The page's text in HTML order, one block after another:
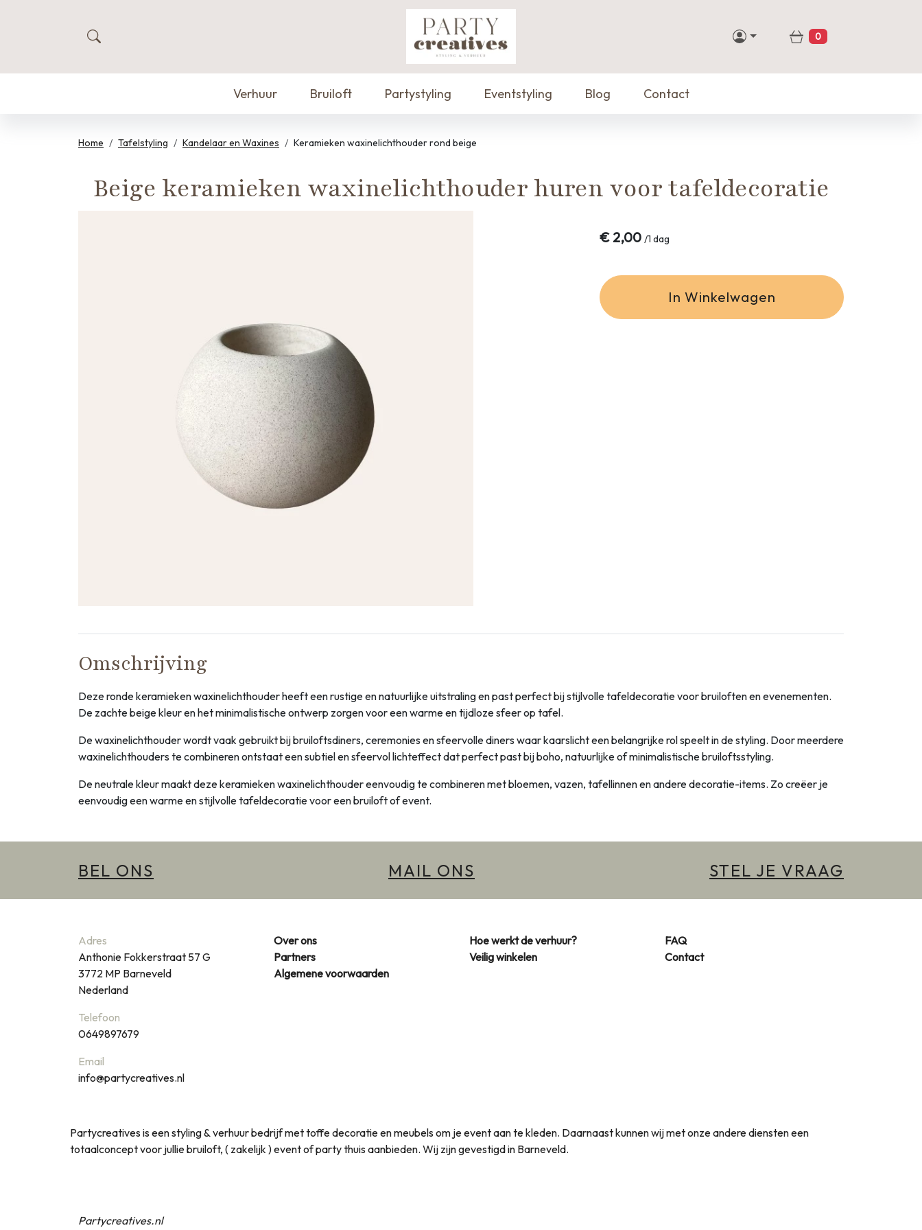
zoeken Winkelwagen
0
Verhuur Bruiloft Partystyling Eventstyling Blog Contact
Home Tafelstyling Kandelaar en Waxines Keramieken waxinelichthouder rond beige
Beige keramieken waxinelichthouder huren voor tafeldecoratie
€2,00 /1 dag
In Winkelwagen
Omschrijving
Deze ronde keramieken waxinelichthouder heeft een rustige en natuurlijke uitstraling en past perfect bij stijlvolle tafeldecoratie voor bruiloften en evenementen.
De zachte beige kleur en het minimalistische ontwerp zorgen voor een warme en tijdloze sfeer op tafel.
De waxinelichthouder wordt vaak gebruikt bij bruiloftsdiners, ceremonies en sfeervolle diners waar kaarslicht een belangrijke rol speelt in de styling. Door meerdere
waxinelichthouders te combineren ontstaat een subtiel en sfeervol lichteffect dat perfect past bij boho, natuurlijke of minimalistische bruiloftsstyling.
De neutrale kleur maakt deze keramieken waxinelichthouder eenvoudig te combineren met bloemen, vazen, tafellinnen en andere decoratie-items. Zo creëer je
eenvoudig een warme en stijlvolle tafeldecoratie voor een bruiloft of event.
BEL ONS MAIL ONS STEL JE VRAAG
Adres
Anthonie Fokkerstraat 57 G
3772 MP Barneveld
Nederland
Telefoon
0649897679
Email
info@partycreatives.nl
Over ons
Partners
Algemene voorwaarden
Hoe werkt de verhuur?
Veilig winkelen
FAQ
Contact
Partycreatives is een styling & verhuur bedrijf met toffe decoratie en meubels om je event aan te kleden. Daarnaast kunnen wij met onze andere diensten een
totaalconcept voor jullie bruiloft, ( zakelijk ) event of party thuis aanbieden. Wij zijn gevestigd in Barneveld.
Partycreatives.nl